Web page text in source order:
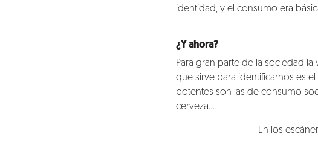
identidad, y el consumo era
¿Y ahora?
Para gran parte de la sociedad
que sirve para identificarnos es
potentes son las de consumo
cerveza…
En los